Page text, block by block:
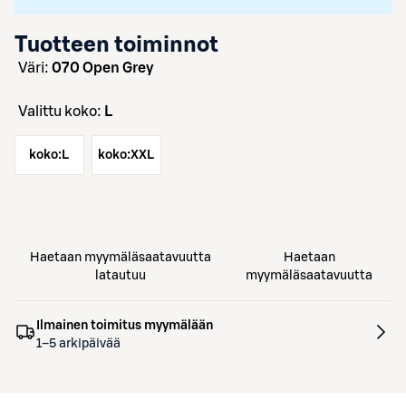
Tuotteen toiminnot
väri: 070 Open Grey
Valittu koko: L
koko: L koko:XXL
Haetaan myymäläsaatavuutta
latautuu
Haetaan
myymäläsaatavuutta
Ilmainen toimitus myymälään
1–5 arkipäivää